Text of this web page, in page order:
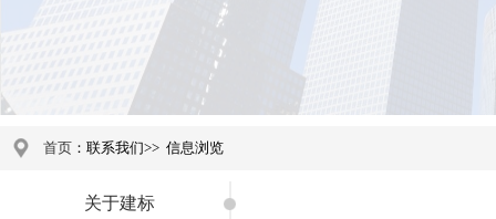
首页 ：联系我们>> 信息浏览
关于建标